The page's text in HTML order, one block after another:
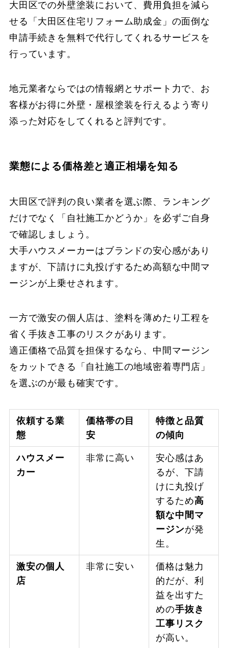
大田区での外壁塗装において、費用負担を減ら
せる「大田区住宅リフォーム助成金」の面倒な
申請手続きを無料で代行してくれるサービスを
行っています。
地元業者ならではの情報網とサポート力で、お
客様がお得に外壁・屋根塗装を行えるよう寄り
添った対応をしてくれると評判です。
業態による価格差と適正相場を知る
大田区で評判の良い業者を選ぶ際、ランキング
だけでなく「自社施工かどうか」を必ずご自身
で確認しましょう。
大手ハウスメーカーはブランドの安心感があり
ますが、下請けに丸投げするため高額な中間マ
ージンが上乗せされます。
一方で激安の個人店は、塗料を薄めたり工程を
省く手抜き工事のリスクがあります。
適正価格で品質を担保するなら、中間マージン
をカットできる「自社施工の地域密着専門店」
を選ぶのが最も確実です。
依頼する業
態
価格帯の目
安
特徴と品質
の傾向
ハウスメー
カー
非常に高い
安心感はあ
るが、下請
けに丸投げ
するため高
額な中間マ
ージンが発
生。
激安の個人
店
非常に安い
価格は魅力
的だが、利
益を出すた
めの手抜き
工事リスク
が高い。